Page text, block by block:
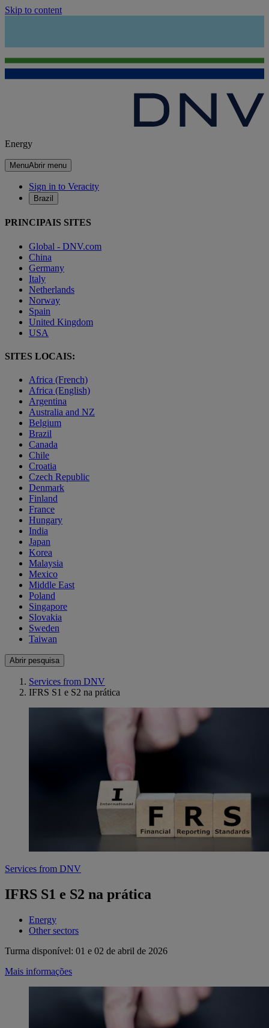
Skip to content
Energy
MenuAbrir menu
Sign in to Veracity
Brazil
PRINCIPAIS SITES
Global - DNV.com
China
Germany
Italy
Netherlands
Norway
Spain
United Kingdom
USA
SITES LOCAIS:
Africa (French)
Africa (English)
Argentina
Australia and NZ
Belgium
Brazil
Canada
Chile
Croatia
Czech Republic
Denmark
Finland
France
Hungary
India
Japan
Korea
Malaysia
Mexico
Middle East
Poland
Singapore
Slovakia
Sweden
Taiwan
Abrir pesquisa
Services from DNV
IFRS S1 e S2 na prática
Services from DNV
IFRS S1 e S2 na prática
Energy
Other sectors
Turma disponível: 01 e 02 de abril de 2026
Mais informações